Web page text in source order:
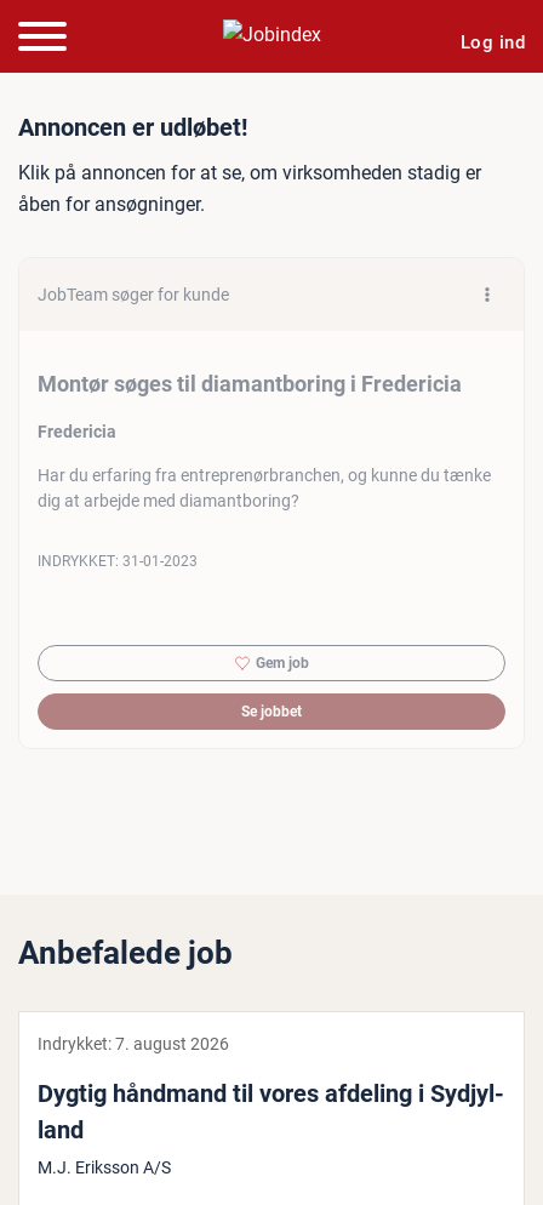
Log ind
Jobannonce: Montør
Annoncen er udløbet!
Klik på annoncen for at se, om virksomheden stadig er
åben for ansøgninger.
JobTeam søger for kunde
Montør søges til diamantboring i Fredericia
Fredericia
Har du erfaring fra entreprenørbranchen, og kunne du tænke
dig at arbejde med diamantboring?
INDRYKKET: 31-01-2023
Gem job
Se jobbet
Anbefalede job
Indrykket:7. august 2026
Dygtig håndmand til vores afdeling i Syd­jyl­
land
M.J. Eriksson A/S